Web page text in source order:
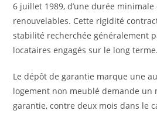
6 juillet 1989, d’une durée
renouvelables. Cette rigidité
stabilité recherchée généralement
locataires engagés sur le long terme.
Le dépôt de garantie marque une
logement non meublé demande un
garantie, contre deux mois dans le